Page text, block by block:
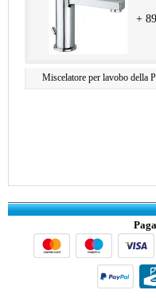
+
Miscelatore per lavobo della